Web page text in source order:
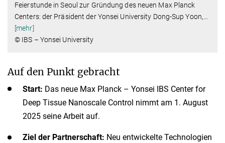
Feierstunde in Seoul zur Gründung des neuen Max Planck
Centers: der Präsident der Yonsei University Dong-Sup Yoon,
[mehr]
© IBS – Yonsei University
Auf den Punkt gebracht
Start: Das neue Max Planck – Yonsei IBS Center for
Deep Tissue Nanoscale Control nimmt am 1. August
2025 seine Arbeit auf.
Ziel der Partnerschaft: Neu entwickelte Technologien